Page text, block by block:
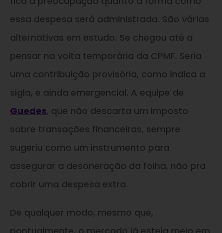
essa despesa será administrada. São várias
alternativas em estudo. Se chegou até a
pensar na volta temporária da CPMF. Seria
uma contribuição provisória, como indica a
sigla, e ainda emergencial. A equipe de
Guedes, que não descarta um imposto
sobre transações financeiras, sempre
sugeriu como um instrumento para
assegurar a desoneração da folha, não pra
cobrir uma despesa extra.
De qualquer modo, mesmo que,